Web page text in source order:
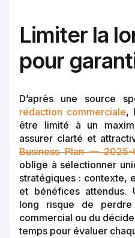
Limiter la
pour
D’après une source
rédaction commerciale,
être limité à un
assurer clarté et
Business Plan —
oblige à sélectionner
stratégiques : contexte,
et bénéfices attendus.
long risque de perdre
commercial ou du
temps pour évaluer